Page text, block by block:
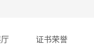
证书荣誉